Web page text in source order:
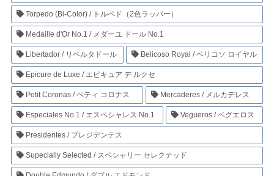
Torpedo (Bi-Color) / トルペド（2色ラッパー）
Medaille d'Or No.1 / メダーユ ドール No.1
Libertador / リベルタドール Belicoso Royal / ベリコソ ロイヤル
Epicure de Luxe / エピキュア デ ルクセ
Petit Coronas / ペティ コロナス Mercaderes / メルカデレス
Especiales No.1 / エスペシャレス No.1 Vegueros / ベグエロス
Presidentes / プレジデンテス
Supecially Selected / スペシャリー セレクテッド